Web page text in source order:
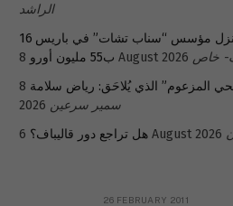
الراشد
رودولف سعادة اشترى منزل مؤسس “سناب تشات” في باريس 16
ب55 مليون أورو 8 August 2026 خاص
المزعوم” الذي يُلاحَق: رياض سلامة 8 August
2026 سمير سرعين
هل تراجع دور قاليباف؟ 6 August 2026
26 FEBRUARY 2011